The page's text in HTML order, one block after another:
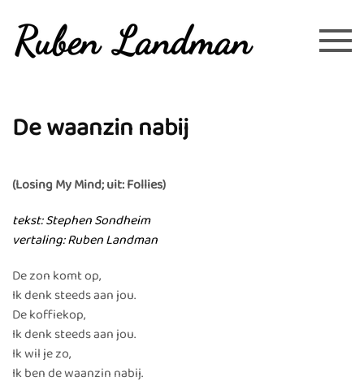
Overslaan en naar de inhoud gaan
De waanzin nabij
(Losing My Mind; uit: Follies)
tekst: Stephen Sondheim
vertaling: Ruben Landman
De zon komt op,
Ik denk steeds aan jou.
De koffiekop,
Ik denk steeds aan jou.
Ik wil je zo,
Ik ben de waanzin nabij.